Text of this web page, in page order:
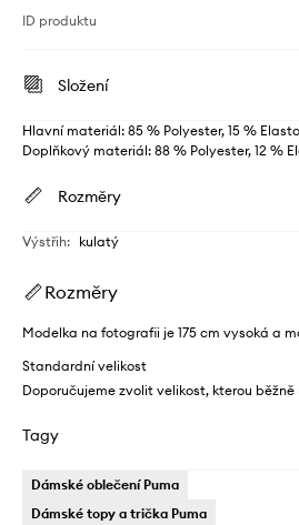
ID produktu
Složení
Hlavní materiál: 85 % Polyester, 15 %
Doplňkový materiál: 88 % Polyester, 12 %
Rozměry
Výstřih: kulatý
Rozměry
Modelka na fotografii je 175 cm vysoká a
Standardní velikost
Doporučujeme zvolit velikost, kterou běžně
Tagy
Dámské oblečení Puma
Dámské topy a trička Puma